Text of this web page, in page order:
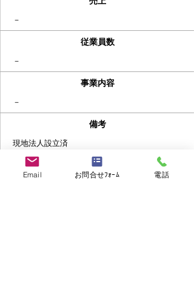
－
－
従業員数
－
事業内容
​現地法人設立済
備考
応募書類
応募書類
Email お問合せﾌｫｰﾑ 電話